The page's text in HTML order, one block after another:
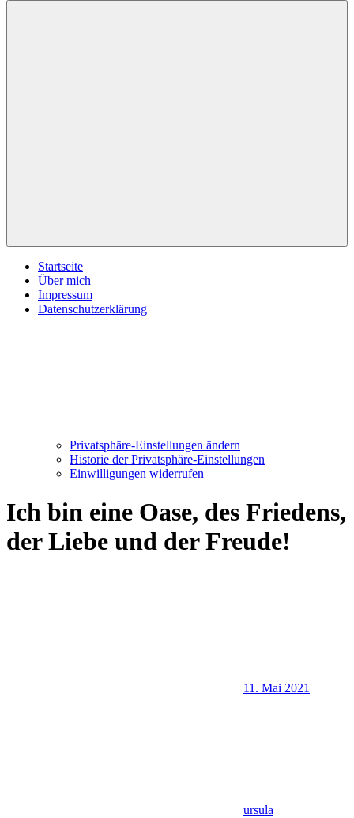
Startseite
Über mich
Impressum
Datenschutzerklärung
Privatsphäre-Einstellungen ändern
Historie der Privatsphäre-Einstellungen
Einwilligungen widerrufen
Ich bin eine Oase, des Friedens,
der Liebe und der Freude!
11. Mai 2021
ursula